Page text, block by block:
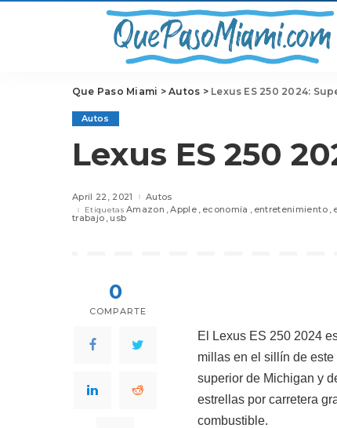
Que Paso Miami >Autos > Lexus ES 250 2024:
Autos
Lexus ES 250
April 22, 2021 Autos
Etiquetas Amazon Apple economía entretenimiento
trabajo usb
0
COMPARTE
El Lexus ES 250 2024
millas en el sillín de
superior de Michigan y
estrellas por carretera
combustible.